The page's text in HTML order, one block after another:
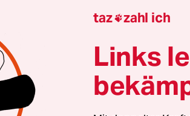
des lange schon zu Grabe
weiter, der vor allem
wieder mal ein Päuschen.
Pässchen.
Fußball moderner
taz zahl ich
Links